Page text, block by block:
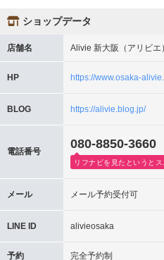
ショップデータ
店舗名 Alivie 新大阪（アリビエ）
HP https://www.osaka-
BLOG https://alivie.blog.jp/
電話番号
080-8850-3660
リフナビを見たというと
メール メール予約受付可
LINE ID alivieosaka
予約 完全予約制